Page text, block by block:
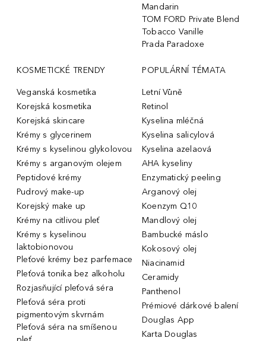
Mandarin
TOM FORD Private Blend
Tobacco Vanille
Prada Paradoxe
KOSMETICKÉ TRENDY
Veganská kosmetika
Korejská kosmetika
Korejská skincare
Krémy s glycerinem
Krémy s kyselinou glykolovou
Krémy s arganovým olejem
Peptidové krémy
Pudrový make-up
Korejský make up
Krémy na citlivou pleť
Krémy s kyselinou
laktobionovou
Pleťové krémy bez parfemace
Pleťová tonika bez alkoholu
Rozjasňující pleťová séra
Pleťová séra proti
pigmentovým skvrnám
Pleťová séra na smíšenou
POPULÁRNÍ TÉMATA
Letní Vůně
Retinol
Kyselina mléčná
Kyselina salicylová
Kyselina azelaová
AHA kyseliny
Enzymatický peeling
Arganový olej
Koenzym Q10
Mandlový olej
Bambucké máslo
Kokosový olej
Niacinamid
Ceramidy
Panthenol
Prémiové dárkové balení
Douglas App
Karta Douglas